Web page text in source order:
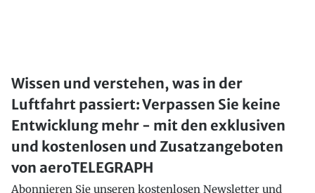
Wissen und verstehen, was in der
Luftfahrt passiert: Verpassen Sie keine
Entwicklung mehr - mit den exklusiven
und kostenlosen und Zusatzangeboten
von aeroTELEGRAPH
Abonnieren Sie unseren kostenlosen Newsletter und